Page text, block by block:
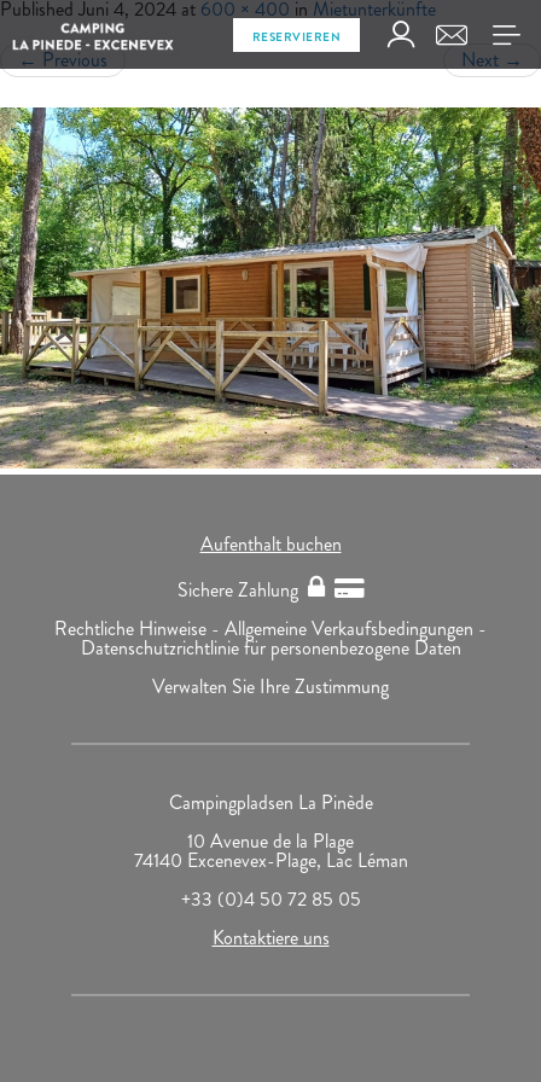
RESERVIEREN
Published Juni 4, 2024 at 600 × 400 in Mietunterkünfte
← Previous Next →
Aufenthalt buchen
Sichere Zahlung
Rechtliche Hinweise - Allgemeine Verkaufsbedingungen -
Datenschutzrichtlinie für personenbezogene Daten
Verwalten Sie Ihre Zustimmung
Campingpladsen La Pinède
10 Avenue de la Plage
74140 Excenevex-Plage, Lac Léman
+33 (0)4 50 72 85 05
Kontaktiere uns